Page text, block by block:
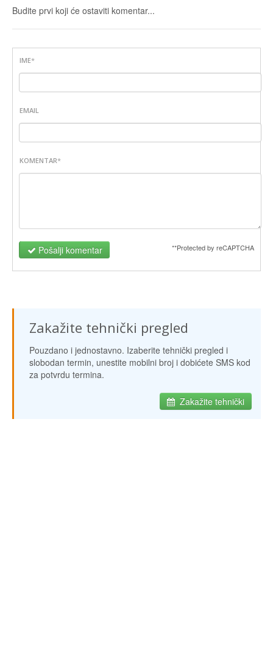
Budite prvi koji će ostaviti komentar...
IME*
EMAIL
KOMENTAR*
Pošalji komentar **Protected by reCAPTCHA
Zakažite tehnički pregled
Pouzdano i jednostavno. Izaberite tehnički pregled i
slobodan termin, unestite mobilni broj i dobićete SMS kod
za potvrdu termina.
Zakažite tehnički